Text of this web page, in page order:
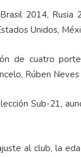
2014, Rusia
Unidos,
de cuatro
Rúben
Sub-21,
al club, la